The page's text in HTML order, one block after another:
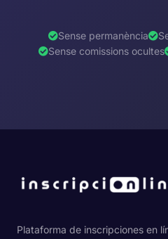
Sense permanència
Sense comissions ocultes
Plataforma de inscripciones en